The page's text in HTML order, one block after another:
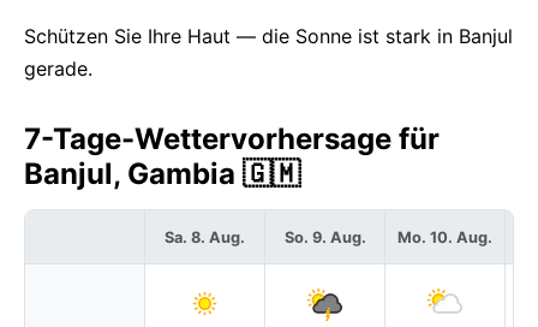
Schützen Sie Ihre Haut — die Sonne ist stark in Banjul
gerade.
7-Tage-Wettervorhersage für
Banjul, Gambia 🇬🇲
Sa. 8. Aug. So. 9. Aug. Mo. 10. Aug.